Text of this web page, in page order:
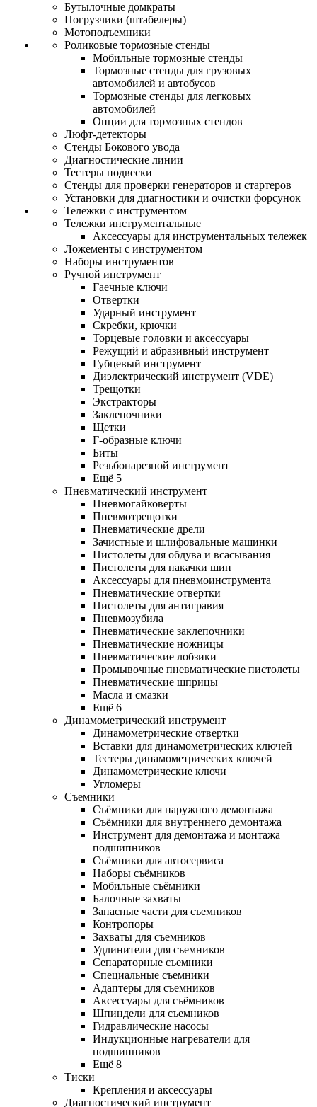
Бутылочные домкраты
Погрузчики (штабелеры)
Мотоподъемники
Роликовые тормозные стенды
Мобильные тормозные стенды
Тормозные стенды для грузовых
автомобилей и автобусов
Тормозные стенды для легковых
автомобилей
Опции для тормозных стендов
Люфт-детекторы
Стенды Бокового увода
Диагностические линии
Тестеры подвески
Стенды для проверки генераторов и стартеров
Установки для диагностики и очистки форсунок
Тележки с инструментом
Тележки инструментальные
Аксессуары для инструментальных тележек
Ложементы с инструментом
Наборы инструментов
Ручной инструмент
Гаечные ключи
Отвертки
Ударный инструмент
Скребки, крючки
Торцевые головки и аксессуары
Режущий и абразивный инструмент
Губцевый инструмент
Диэлектрический инструмент (VDE)
Трещотки
Экстракторы
Заклепочники
Щетки
Г-образные ключи
Биты
Резьбонарезной инструмент
Ещё 5
Пневматический инструмент
Пневмогайковерты
Пневмотрещотки
Пневматические дрели
Зачистные и шлифовальные машинки
Пистолеты для обдува и всасывания
Пистолеты для накачки шин
Аксессуары для пневмоинструмента
Пневматические отвертки
Пистолеты для антигравия
Пневмозубила
Пневматические заклепочники
Пневматические ножницы
Пневматические лобзики
Промывочные пневматические пистолеты
Пневматические шприцы
Масла и смазки
Ещё 6
Динамометрический инструмент
Динамометрические отвертки
Вставки для динамометрических ключей
Тестеры динамометрических ключей
Динамометрические ключи
Угломеры
Съемники
Съёмники для наружного демонтажа
Съёмники для внутреннего демонтажа
Инструмент для демонтажа и монтажа
подшипников
Съёмники для автосервиса
Наборы съёмников
Мобильные съёмники
Балочные захваты
Запасные части для съемников
Контропоры
Захваты для съемников
Удлинители для съемников
Сепараторные съемники
Специальные съемники
Адаптеры для съемников
Аксессуары для съёмников
Шпиндели для съемников
Гидравлические насосы
Индукционные нагреватели для
подшипников
Ещё 8
Тиски
Крепления и аксессуары
Диагностический инструмент